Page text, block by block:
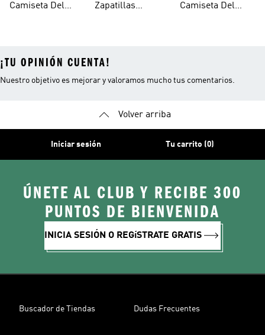
Camiseta Del
Zapatillas
Camiseta Del
¡TU OPINIÓN CUENTA!
Nuestro objetivo es mejorar y valoramos mucho tus comentarios.
Volver arriba
Iniciar sesión Tu carrito (0)
ÚNETE AL CLUB Y RECIBE 300
PUNTOS DE BIENVENIDA
INICIA SESIÓN O REGíSTRATE GRATIS
Buscador de Tiendas Dudas Frecuentes